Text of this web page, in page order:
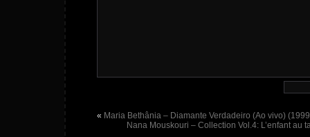
« Maria Bethânia – Diamante Verdadeiro (Ao vivo)
Nana Mouskouri – Collection Vol.4: L’enfant au